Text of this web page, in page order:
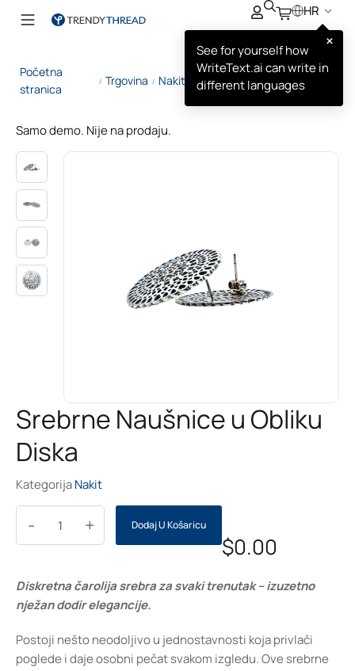
HR
×
See for yourself how
WriteText.ai can write in
different languages
Početna
stranica
/ Trgovina / Nakit
Srebrne Naušnice u Obliku
Diska
Samo demo. Nije na prodaju.
Srebrne Naušnice u Obliku
Diska
KategorijaNakit
+
- Dodaj U Košaricu
$0.00
Diskretna čarolija srebra za svaki trenutak – izuzetno
nježan dodir elegancije.
Postoji nešto neodoljivo u jednostavnosti koja privlači
poglede i daje osobni pečat svakom izgledu. Ove srebrne